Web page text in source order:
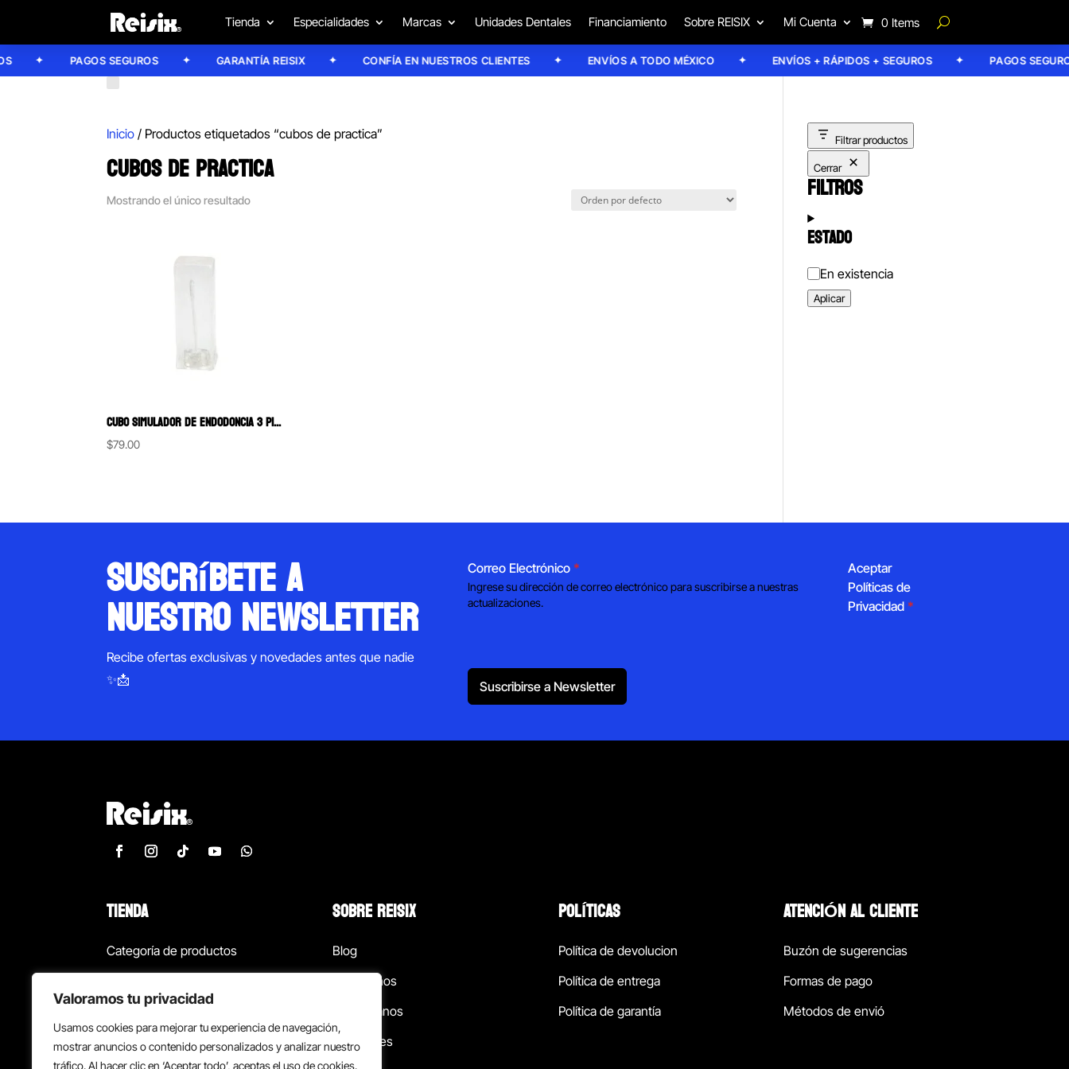
Valoramos tu privacidad
Usamos cookies para mejorar tu experiencia de navegación,
mostrar anuncios o contenido personalizados y analizar nuestro
tráfico. Al hacer clic en ‘Aceptar todo’, aceptas el uso de cookies.
Tienda Especialidades Marcas Unidades Dentales Financiamiento Sobre REISIX Mi Cuenta 0 Items
PAGOS SEGUROS GARANTÍA REISIX CONFÍA EN NUESTROS CLIENTES ENVÍOS A TODO MÉXICO ENVÍOS + RÁPIDOS + SEGUROS PAGOS SEGUROS
Inicio / Productos etiquetados “cubos de practica”
CUBOS DE PRACTICA
Mostrando el único resultado
CUBO SIMULADOR DE ENDODONCIA 3 PIEZAS
$79.00
Filtrar productos
Cerrar
FILTROS
ESTADO
Estado
En existencia
Aplicar
suscríbete a
nuestro newsletter
Recibe ofertas exclusivas y novedades antes que nadie
✨📩
Correo Electrónico *
Ingrese su dirección de correo electrónico para suscribirse a nuestras
actualizaciones.
Aceptar
Políticas de
Privacidad *
Suscribirse a Newsletter
TIENDA
Categoría de productos
¡Las mejores ofertas!
Back to school
SOBRE REISIX
Blog
Conócenos
Contáctanos
Sucursales
POLÍTICAS
Política de devolucion
Política de entrega
Política de garantía
ATENCIÓN AL CLIENTE
Buzón de sugerencias
Formas de pago
Métodos de envió